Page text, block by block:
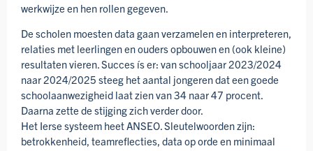
werkwijze en hen rollen gegeven.
De scholen moesten data gaan verzamelen en interpreteren,
relaties met leerlingen en ouders opbouwen en (ook kleine)
resultaten vieren. Succes ís er: van schooljaar 2023/2024
naar 2024/2025 steeg het aantal jongeren dat een goede
schoolaanwezigheid laat zien van 34 naar 47 procent.
Daarna zette de stijging zich verder door.
Het Ierse systeem heet ANSEO. Sleutel­woorden zijn:
betrokken­heid, team­reflecties, data op orde en minimaal